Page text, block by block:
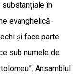
în
evanghelică-
și face parte
sub numele de
Ansamblul